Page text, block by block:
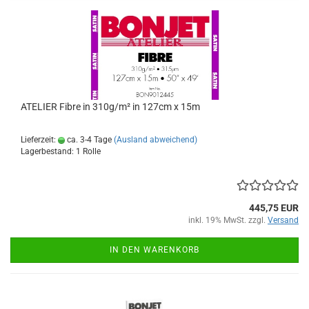
ATELIER Fibre in 310g/m² in 127cm x 15m
Lieferzeit: ca. 3-4 Tage (Ausland abweichend)
Lagerbestand: 1 Rolle
445,75 EUR
inkl. 19% MwSt. zzgl. Versand
IN DEN WARENKORB